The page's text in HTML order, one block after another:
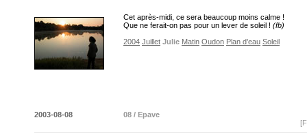
Cet après-midi, ce sera beaucoup moins calme !
Que ne ferait-on pas pour un lever de soleil ! (fb)
2004 Juillet Julie Matin Oudon Plan d’eau Soleil
2003-08-08
08 / Epave